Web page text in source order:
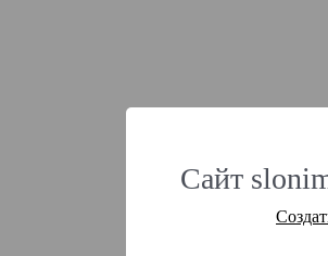
Сайт